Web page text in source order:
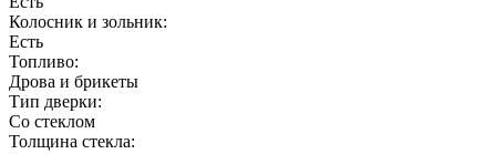
Колосник и зольник:
Есть
Топливо:
Дрова и брикеты
Тип дверки:
Со стеклом
Толщина стекла: